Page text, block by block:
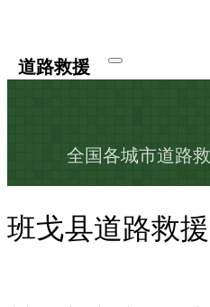
道路救援
全国各城市道路
班戈县道路救